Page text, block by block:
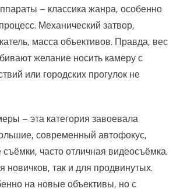
– классика жанра, особенно
Механический затвор,
масса объективов. Правда, вес
желание носить камеру с
или городских прогулок не
– эта категория завоевала
современный автофокус,
часто отличная видеосъёмка.
новичков, так и для продвинутых.
на новые объективы, но с